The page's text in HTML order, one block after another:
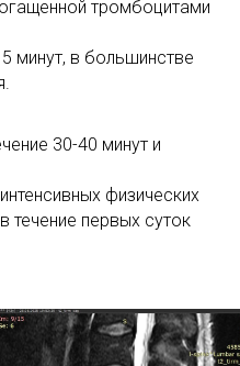
тромбоцитами
минут, в большинстве
30-40 минут и
физических
течение первых суток